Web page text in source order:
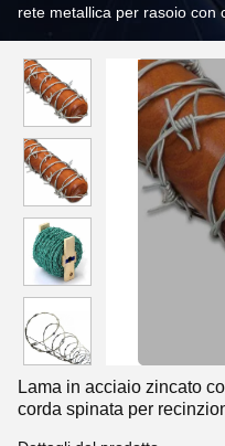
rete metallica per rasoio con
Lama in acciaio zincato
corda spinata per